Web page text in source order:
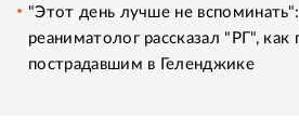
"Этот день лучше не
реаниматолог рассказал "РГ", как
пострадавшим в Геленджике